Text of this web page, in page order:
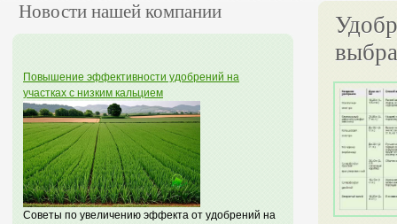
Новости нашей компании
Повышение эффективности удобрений на
участках с низким кальцием
Советы по увеличению эффекта от удобрений на